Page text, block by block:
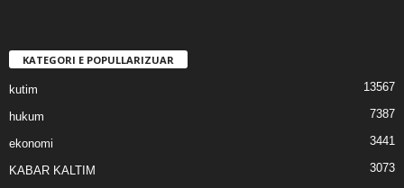
KATEGORI E POPULLARIZUAR
kutim 13567
hukum 7387
ekonomi 3441
KABAR KALTIM 3073